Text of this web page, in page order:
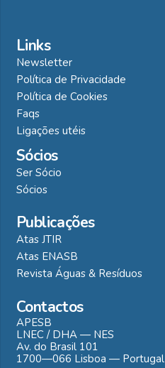
Links
Newsletter
Política de Privacidade
Política de Cookies
Faqs
Ligações utéis
Sócios
Ser Sócio
Sócios
Publicações
Atas JTIR
Atas ENASB
Revista Águas & Resíduos
Contactos
APESB
LNEC / DHA — NES
Av. do Brasil 101
1700—066 Lisboa — Portugal